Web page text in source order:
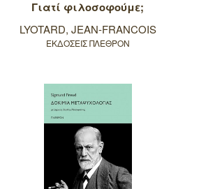
Γιατί φιλοσοφούμε;
LYOTARD, JEAN-FRANCOIS
ΕΚΔΟΣΕΙΣ ΠΛΕΘΡΟΝ